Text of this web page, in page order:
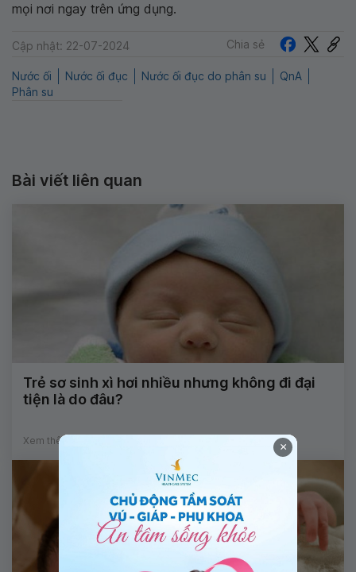
mọi nơi ngay trên ứng dụng.
Cập nhật: 22-07-2024 Chia sẻ
Nước ối Nước ối đục Nước ối đục do phân su
QnA
Phân su
Bài viết liên quan
Trẻ sơ sinh xì hơi nhiều nhưng không đi đại
tiện là do đâu?
Xem thêm ×